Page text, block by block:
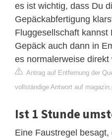
es ist wichtig, dass Du
Gepäckabfertigung
Fluggesellschaft
Gepäck auch dann in
es normalerweise
Antrag auf Entfernung der
vollständige Antwort auf
Ist 1 Stunde
Eine Faustregel